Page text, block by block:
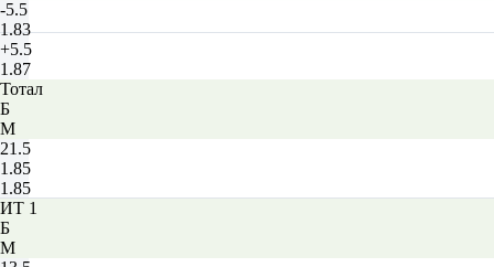
-5.5
1.83
+5.5
1.87
Тотал
Б
М
21.5
1.85
1.85
ИТ 1
Б
М